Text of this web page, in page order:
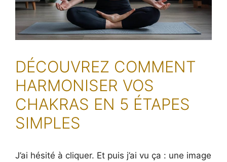
DÉCOUVREZ COMMENT
HARMONISER VOS
CHAKRAS EN 5 ÉTAPES
SIMPLES
J’ai hésité à cliquer. Et puis j’ai vu ça : une image